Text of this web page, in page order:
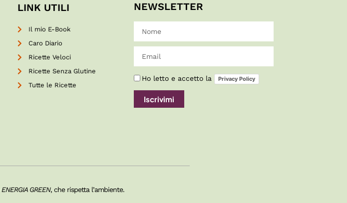
LINK UTILI
Il mio E-Book
Caro Diario
Ricette Veloci
Ricette Senza Glutine
Tutte le Ricette
NEWSLETTER
Ho letto e accetto la Privacy Policy
Iscrivimi
ENERGIA GREEN, che rispetta l’ambiente.